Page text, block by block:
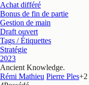
Achat différé
Bonus de fin de partie
Gestion de main
Draft ouvert
Tags / Étiquettes
Stratégie
2023
Ancient Knowledge.
Rémi Mathieu Pierre Ples+2